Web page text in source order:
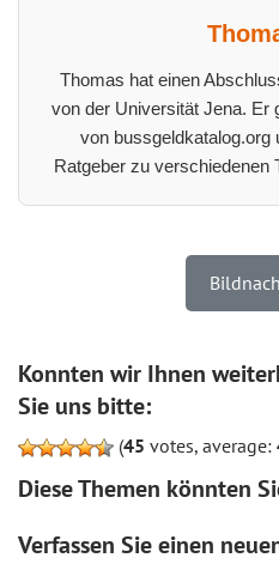
Thomas hat einen
von der Universität Jena. Er
von
Ratgeber zu verschiedenen
Konnten wir Ihnen
Sie uns bitte:
(45 votes, average:
Diese Themen könnten
Verfassen Sie einen